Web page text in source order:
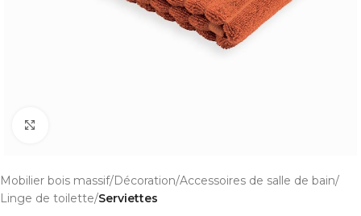
Mobilier bois massif Décoration Accessoires de salle de bain
Linge de toilette Serviettes